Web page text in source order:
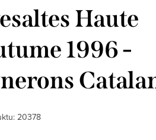
Haute
1996 -
20378